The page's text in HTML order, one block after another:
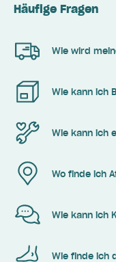
Häufige Fragen
Wie wird
Wie kann ich
Wie kann ich
Wo finde ich
Wie kann ich
Wie finde ich